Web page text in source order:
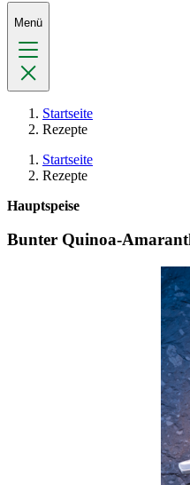
Menü
Startseite
Rezepte
Startseite
Rezepte
Hauptspeise
Bunter Quinoa-